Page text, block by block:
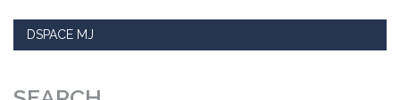
DSPACE MJ